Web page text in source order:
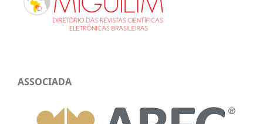
ASSOCIADA